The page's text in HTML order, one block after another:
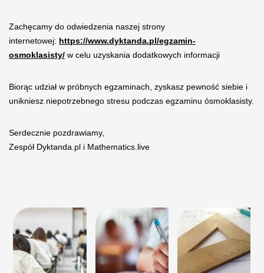
Zachęcamy do odwiedzenia naszej strony
internetowej: https://www.dyktanda.pl/egzamin-
osmoklasisty/ w celu uzyskania dodatkowych informacji
Biorąc udział w próbnych egzaminach, zyskasz pewność siebie i
unikniesz niepotrzebnego stresu podczas egzaminu ósmoklasisty.
Serdecznie pozdrawiamy,
Zespół Dyktanda.pl i Mathematics.live